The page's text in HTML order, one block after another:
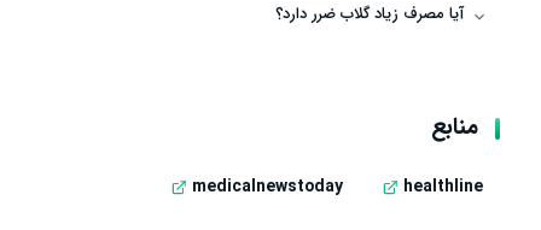
آیا مصرف زیاد گلاب ضرر دارد؟
منابع
healthline
medicalnewstoday